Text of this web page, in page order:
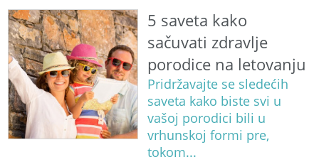
5 saveta kako
sačuvati zdravlje
porodice na letovanju
Pridržavajte se sledećih
saveta kako biste svi u
vašoj porodici bili u
vrhunskoj formi pre,
tokom...